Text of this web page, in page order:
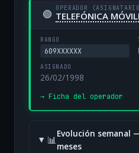
🟢 OPERADOR
RANGO
609XXXXXX
ASIGNADO
26/02/1998
→ Ficha del operador
📊
Evolución semanal
meses